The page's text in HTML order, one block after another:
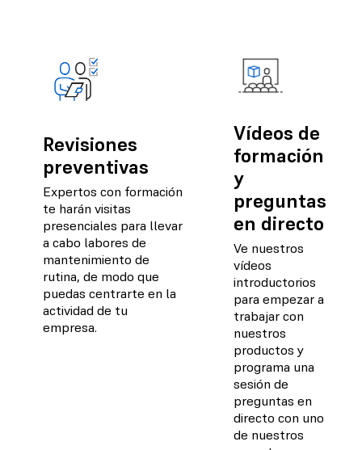
Revisiones
preventivas
Expertos con formación
te harán visitas
presenciales para llevar
a cabo labores de
mantenimiento de
rutina, de modo que
puedas centrarte en la
actividad de tu
empresa.
Vídeos de
formación
y
preguntas
en directo
Ve nuestros
vídeos
introductorios
para empezar a
trabajar con
nuestros
productos y
programa una
sesión de
preguntas en
directo con uno
de nuestros